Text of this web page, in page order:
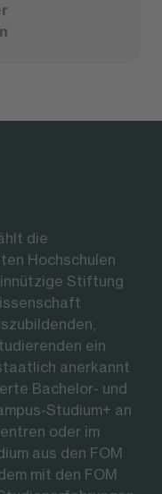
die
Hochschulen
Stiftung
ein
anerkannt
Bachelor- und
Studium+ an
oder im
aus den FOM
mit den FOM